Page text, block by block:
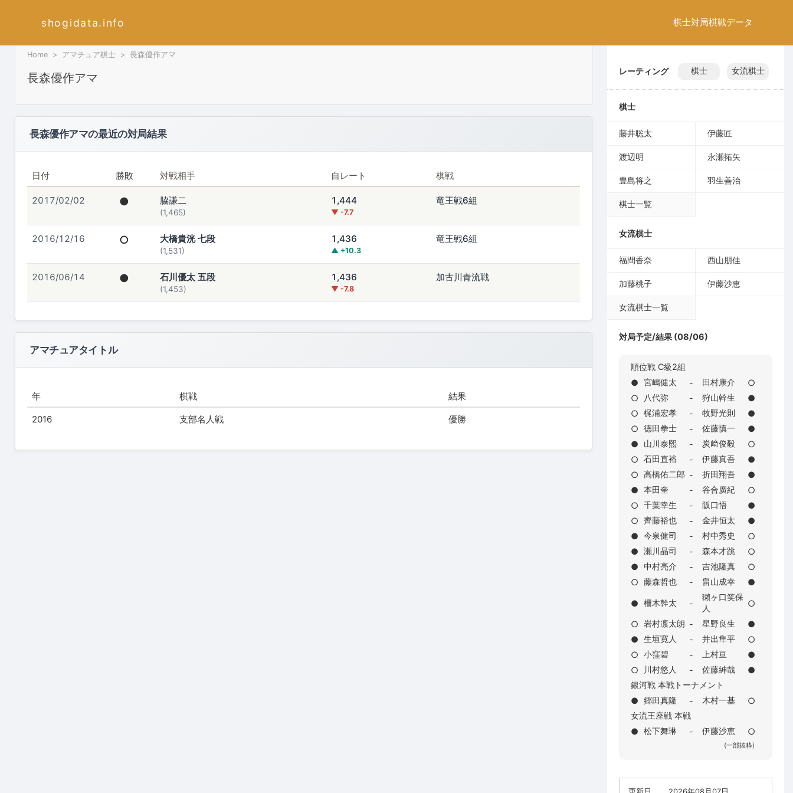
shogidata.info 棋士対局棋戦データ
Home アマチュア棋士 長森優作アマ
長森優作アマ
長森優作アマの最近の対局結果
日付 勝敗 対戦相手 自レート 棋戦
2017/02/02 ● 脇謙二
(1,465)
1,444
▼ -7.7
竜王戦6組
2016/12/16 ○ 大橋貴洸 七段
(1,531)
1,436
▲ +10.3
竜王戦6組
2016/06/14 ● 石川優太 五段
(1,453)
1,436
▼ -7.8
加古川青流戦
アマチュアタイトル
年 棋戦 結果
2016 支部名人戦 優勝
レーティング 棋士 女流棋士
棋士
藤井聡太 伊藤匠
渡辺明 永瀬拓矢
豊島将之 羽生善治
棋士一覧
女流棋士
福間香奈 西山朋佳
加藤桃子 伊藤沙恵
女流棋士一覧
対局予定/結果 (08/06)
順位戦 C級2組
● 宮嶋健太 - 田村康介
○
○
八代弥 - 狩山幹生
●
○ 梶浦宏孝 - 牧野光則
●
○ 徳田拳士 - 佐藤慎一
●
●
山川泰熙 - 炭﨑俊毅
○
○ 石田直裕 - 伊藤真吾
●
○ 高橋佑二郎 - 折田翔吾
●
● 本田奎 - 谷合廣紀
○
○ 千葉幸生 - 阪口悟
●
○ 齊藤裕也 - 金井恒太
●
● 今泉健司 - 村中秀史
○
● 瀬川晶司 - 森本才跳
○
● 中村亮介 - 吉池隆真
○
○ 藤森哲也 - 畠山成幸 ●
● 柵木幹太 -
獺ヶ口笑保
人
○
○ 岩村凛太朗 - 星野良生
●
● 生垣寛人 - 井出隼平
○
○ 小窪碧 - 上村亘
●
○
川村悠人 - 佐藤紳哉
●
銀河戦 本戦トーナメント
● 郷田真隆 - 木村一基
○
女流王座戦 本戦
● 松下舞琳 - 伊藤沙恵 ○
(一部抜粋)